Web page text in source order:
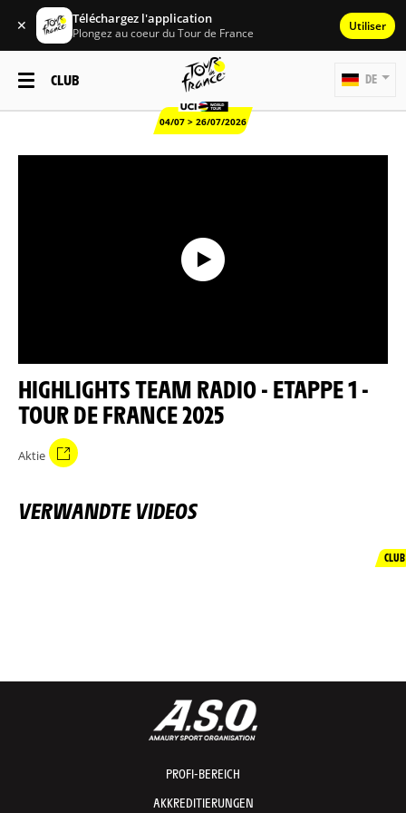
✕ Téléchargez l'application
Plongez au coeur du Tour de France Utiliser
CLUB
04/07 > 26/07/2026
DE
HIGHLIGHTS TEAM RADIO - ETAPPE 1 -
TOUR DE FRANCE 2025
Aktie
VERWANDTE VIDEOS
CLUB
PROFI-BEREICH
AKKREDITIERUNGEN